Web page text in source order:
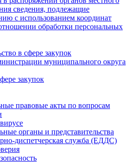
сведения, подлежащие
с использованием координат
обработки персональных
в сфере закупок
муниципального округа
закупок
правовые акты по вопросам
органы и представительства
диспетчерская служба (ЕДДС)